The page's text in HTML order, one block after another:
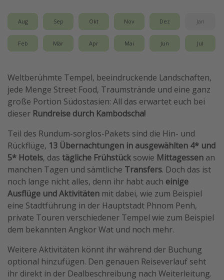
Hotels in Amsterdam
Hotels am Achensee
Reise Journal
Familienurlaub in der Türkei
Bahnreisen in der Schweiz
Reisepassfreie Reiseziele
Travel Know How
Silvesterreisen
Last Minute Urlaub Mallorca
Last Minute Urlaub Deutschland
Aug Sep Okt Nov Dez Jan
Feb Mär Apr Mai Jun Jul
Weltberühmte Tempel, beeindruckende Landschaften,
jede Menge Street Food, Traumstrände und eine ganz
große Portion Südostasien: All das erwartet euch bei
dieser Rundreise durch Kambodscha!
Teil des Rundum-sorglos-Pakets sind die Hin- und
Rückflüge, 13 Übernachtungen in ausgewählten 4* und
5* Hotels, das tägliche Frühstück sowie Mittagessen an
manchen Tagen und sämtliche Transfers. Doch das ist
noch lange nicht alles, denn ihr habt auch einige
Ausflüge und Aktivitäten mit dabei, wie zum Beispiel
eine Stadtführung in der Hauptstadt Phnom Penh,
private Touren verschiedener Tempel wie zum Beispiel
dem bekannten Angkor Wat und noch mehr.
Weitere Aktivitäten könnt ihr während der Buchung
optional hinzufügen. Den genauen Reiseverlauf seht
ihr direkt in der Dealbeschreibung nach Weiterleitung.